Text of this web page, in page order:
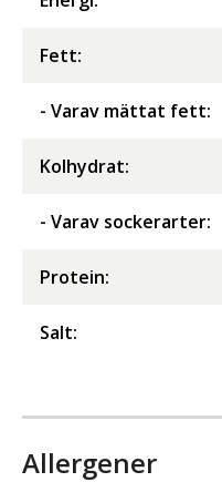
Fett:
- Varav mättat fett:
Kolhydrat:
- Varav sockerarter:
Protein:
Salt:
Allergener